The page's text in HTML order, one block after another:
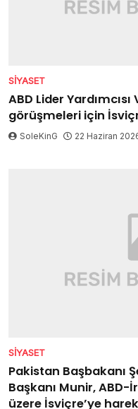
SIYASET
ABD Lider
görüşmeleri için
SoleKinG 22 Haziran
SIYASET
Pakistan Başbakanı
Başkanı Munir,
üzere İsviçre’ye